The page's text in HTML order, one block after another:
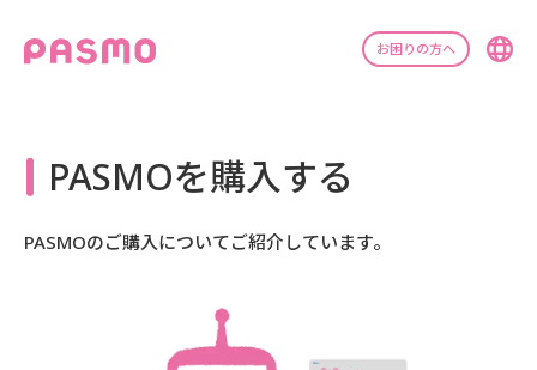
お困りの方へ
PASMOを購入する
PASMOのご購入についてご紹介しています。